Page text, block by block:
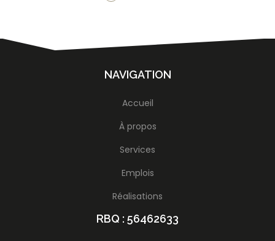
NAVIGATION
Accueil
À propos
Services
Emplois
Réalisations
RBQ : 56462633